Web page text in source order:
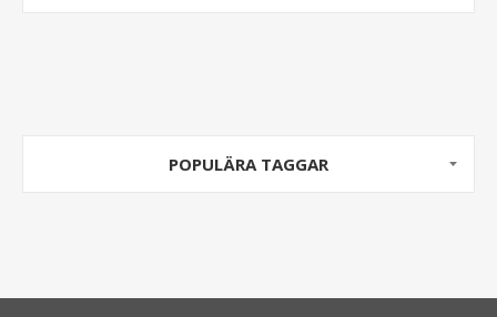
POPULÄRA TAGGAR